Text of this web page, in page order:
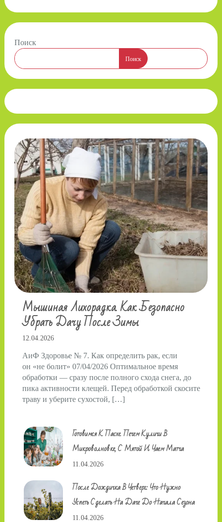
Поиск
Поиск
Мышиная Лихорадка. Как Безопасно
Убрать Дачу После Зимы
12.04.2026
АиФ Здоровье № 7. Как определить рак, если
он «не болит» 07/04/2026 Оптимальное время
обработки — сразу после полного схода снега, до
пика активности клещей. Перед обработкой скосите
траву и уберите сухостой, […]
Готовимся К Пасхе. Печем Куличи В
Микроволновке, С Мятой И Чаем Матча
11.04.2026
После Дождичка В Четверг: Что Нужно
Успеть Сделать На Даче До Начала Сезона
11.04.2026